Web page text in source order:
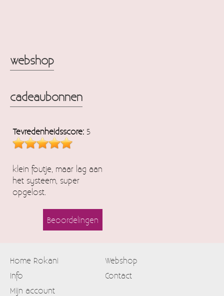
webshop
cadeaubonnen
Tevredenheidsscore: 5
klein foutje, maar lag aan
het systeem, super
opgelost.
Beoordelingen
Home Rokani
Webshop
Info
Contact
Mijn account